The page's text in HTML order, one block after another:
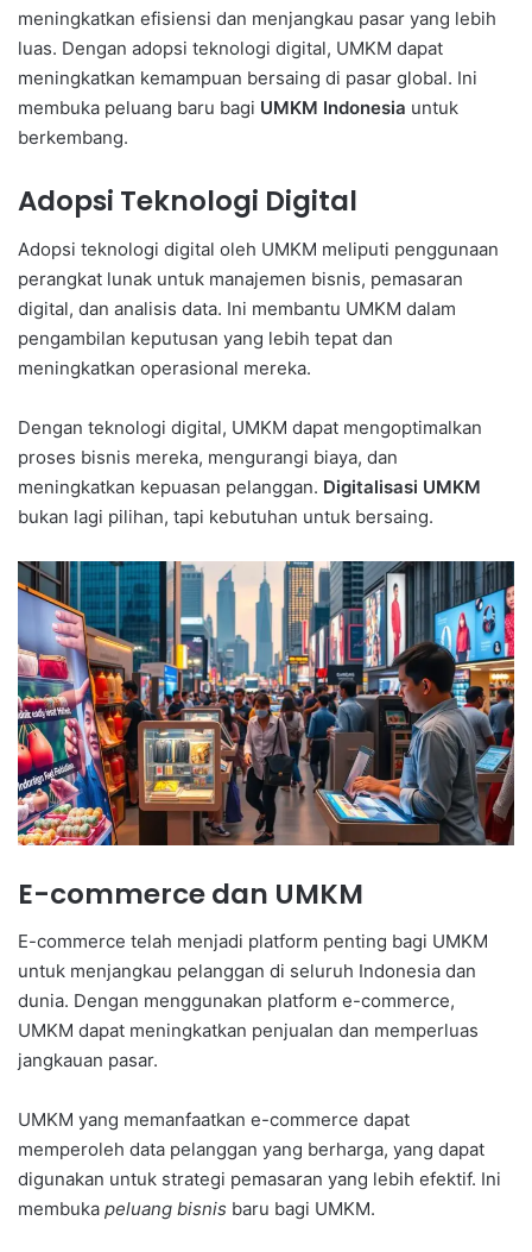
meningkatkan efisiensi dan menjangkau pasar yang lebih
luas. Dengan adopsi teknologi digital, UMKM dapat
meningkatkan kemampuan bersaing di pasar global. Ini
membuka peluang baru bagi UMKM Indonesia untuk
berkembang.
Adopsi Teknologi Digital
Adopsi teknologi digital oleh UMKM meliputi penggunaan
perangkat lunak untuk manajemen bisnis, pemasaran
digital, dan analisis data. Ini membantu UMKM dalam
pengambilan keputusan yang lebih tepat dan
meningkatkan operasional mereka.
Dengan teknologi digital, UMKM dapat mengoptimalkan
proses bisnis mereka, mengurangi biaya, dan
meningkatkan kepuasan pelanggan. Digitalisasi UMKM
bukan lagi pilihan, tapi kebutuhan untuk bersaing.
E-commerce dan UMKM
E-commerce telah menjadi platform penting bagi UMKM
untuk menjangkau pelanggan di seluruh Indonesia dan
dunia. Dengan menggunakan platform e-commerce,
UMKM dapat meningkatkan penjualan dan memperluas
jangkauan pasar.
UMKM yang memanfaatkan e-commerce dapat
memperoleh data pelanggan yang berharga, yang dapat
digunakan untuk strategi pemasaran yang lebih efektif. Ini
membuka peluang bisnis baru bagi UMKM.